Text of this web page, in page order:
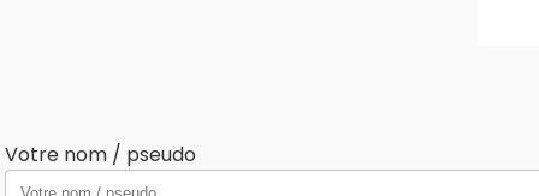
Votre nom / pseudo